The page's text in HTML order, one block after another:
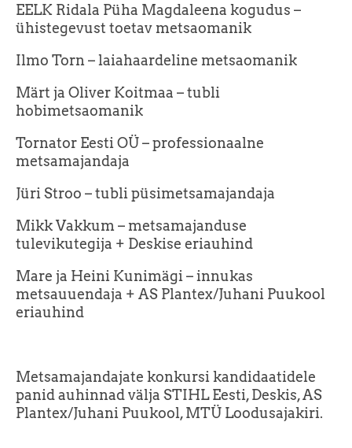
EELK Ridala Püha Magdaleena kogudus –
ühistegevust toetav metsaomanik
Ilmo Torn – laiahaardeline metsaomanik
Märt ja Oliver Koitmaa – tubli
hobimetsaomanik
Tornator Eesti OÜ – professionaalne
metsamajandaja
Jüri Stroo – tubli püsimetsamajandaja
Mikk Vakkum – metsamajanduse
tulevikutegija + Deskise eriauhind
Mare ja Heini Kunimägi – innukas
metsauuendaja + AS Plantex/Juhani Puukool
eriauhind
Metsamajandajate konkursi kandidaatidele
panid auhinnad välja STIHL Eesti, Deskis, AS
Plantex/Juhani Puukool, MTÜ Loodusajakiri.